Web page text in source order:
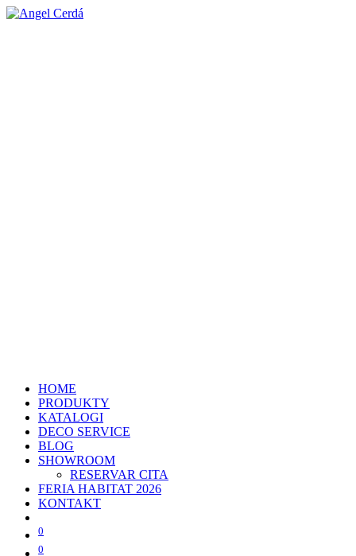
HOME
PRODUKTY
KATALOGI
DECO SERVICE
BLOG
SHOWROOM
RESERVAR CITA
FERIA HABITAT 2026
KONTAKT
0
0